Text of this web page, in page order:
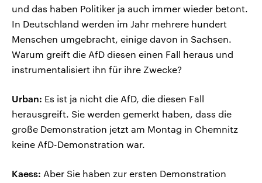
und das haben Politiker ja auch immer wieder betont.
In Deutschland werden im Jahr mehrere hundert
Menschen umgebracht, einige davon in Sachsen.
Warum greift die AfD diesen einen Fall heraus und
instrumentalisiert ihn für ihre Zwecke?
Urban: Es ist ja nicht die AfD, die diesen Fall
herausgreift. Sie werden gemerkt haben, dass die
große Demonstration jetzt am Montag in Chemnitz
keine AfD-Demonstration war.
Kaess: Aber Sie haben zur ersten Demonstration